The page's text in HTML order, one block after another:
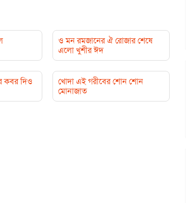
ও মন রমজানের ঐ রোজার শেষে
এলো খুশীর ঈদ
কবর দিও
খোদা এই গরীবের শোন শোন
মোনাজাত